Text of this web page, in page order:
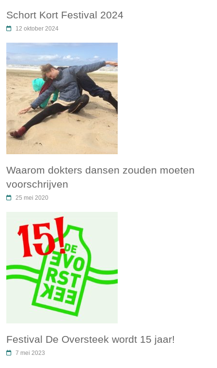
Schort Kort Festival 2024
12 oktober 2024
Waarom dokters dansen zouden moeten
voorschrijven
25 mei 2020
Festival De Oversteek wordt 15 jaar!
7 mei 2023